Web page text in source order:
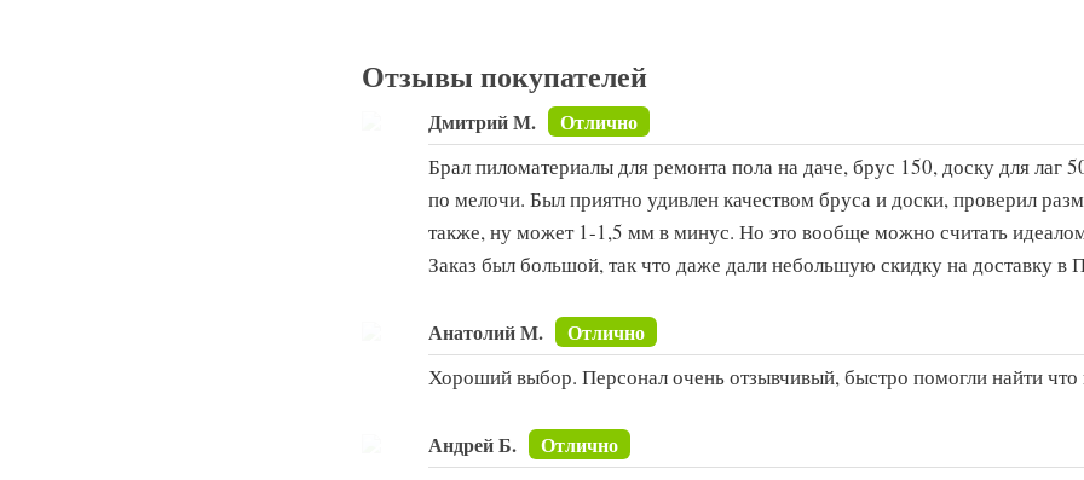
Отзывы покупателей
Дмитрий М.
Отлично
Брал пиломатериалы для ремонта пола на даче, брус 150, доску для лаг
по мелочи. Был приятно удивлен качеством бруса и доски, проверил
также, ну может 1-1,5 мм в минус. Но это вообще можно считать
Заказ был большой, так что даже дали небольшую скидку на доставку
Анатолий М.
Отлично
Хороший выбор. Персонал очень отзывчивый, быстро помогли найти
Андрей Б.
Отлично